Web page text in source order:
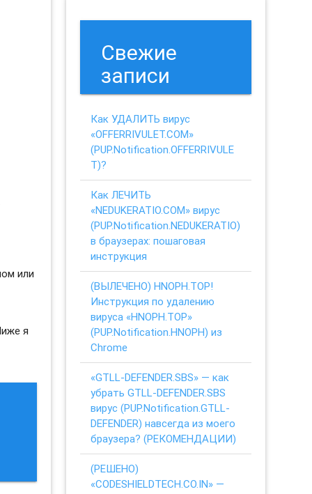
или
я
Свежие
записи
Как УДАЛИТЬ вирус
«OFFERRIVULET.COM»
(PUP.Notification.OFFERRIVULE
T)?
Как ЛЕЧИТЬ
«NEDUKERATIO.COM» вирус
(PUP.Notification.NEDUKERATIO)
в браузерах: пошаговая
инструкция
(ВЫЛЕЧЕНО) HNOPH.TOP!
Инструкция по удалению
вируса «HNOPH.TOP»
(PUP.Notification.HNOPH) из
Chrome
«GTLL-DEFENDER.SBS» — как
убрать GTLL-DEFENDER.SBS
вирус (PUP.Notification.GTLL-
DEFENDER) навсегда из моего
браузера? (РЕКОМЕНДАЦИИ)
(РЕШЕНО)
«CODESHIELDTECH.CO.IN» —